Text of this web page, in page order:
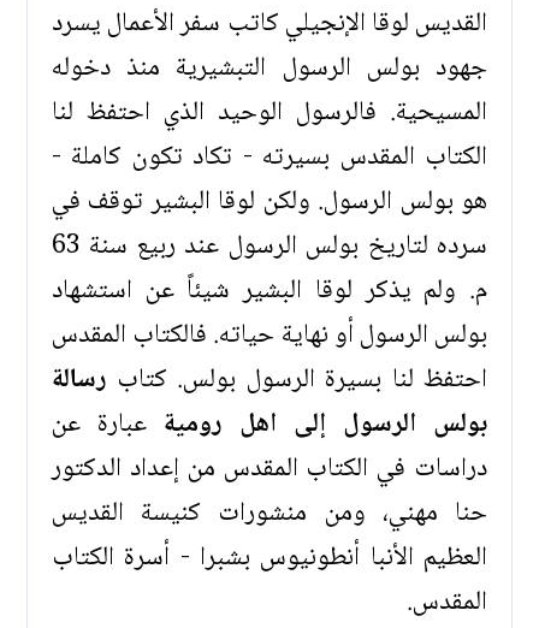
القديس لوقا الإنجيلي كاتب سفر الأعمال يسرد
جهود بولس الرسول التبشيرية منذ دخوله
المسيحية. فالرسول الوحيد الذي احتفظ لنا
الكتاب المقدس بسيرته - تكاد تكون كاملة -
هو بولس الرسول. ولكن لوقا البشير توقف في
سرده لتاريخ بولس الرسول عند ربيع سنة 63
م. ولم يذكر لوقا البشير شيئاً عن استشهاد
بولس الرسول أو نهاية حياته. فالكتاب المقدس
احتفظ لنا بسيرة الرسول بولس. كتاب رسالة
بولس الرسول إلى اهل رومية عبارة عن
دراسات في الكتاب المقدس من إعداد الدكتور
حنا مهني، ومن منشورات كنيسة القديس
العظيم الأنبا أنطونيوس بشبرا - أسرة الكتاب
المقدس.